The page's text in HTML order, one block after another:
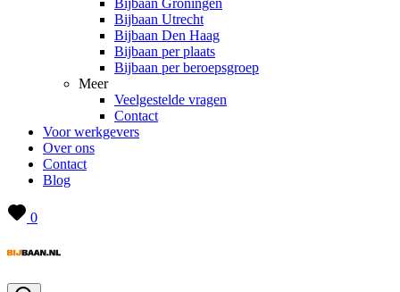
Bijbaan Groningen
Bijbaan Utrecht
Bijbaan Den Haag
Bijbaan per plaats
Bijbaan per beroepsgroep
Meer
Veelgestelde vragen
Contact
Voor werkgevers
Over ons
Contact
Blog
0